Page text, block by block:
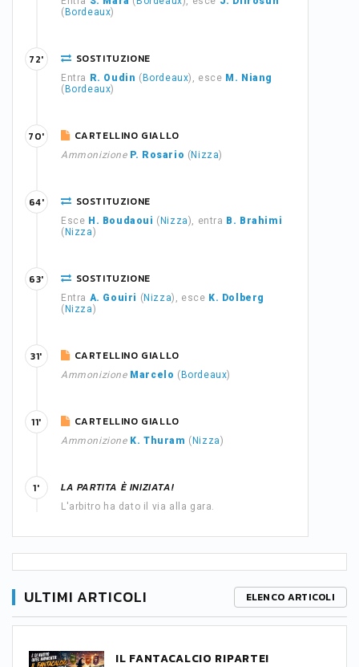
( Bordeaux)
SOSTITUZIONE
Entra R. Oudin ( Bordeaux), esce M. Niang
( Bordeaux)
72'
CARTELLINO GIALLO
Ammonizione P. Rosario ( Nizza)
70'
SOSTITUZIONE
Esce H. Boudaoui ( Nizza), entra B. Brahimi
( Nizza)
64'
SOSTITUZIONE
Entra A. Gouiri ( Nizza), esce K. Dolberg
( Nizza)
63'
CARTELLINO GIALLO
Ammonizione Marcelo ( Bordeaux)
31'
CARTELLINO GIALLO
Ammonizione K. Thuram ( Nizza)
11'
LA PARTITA È INIZIATA!
L'arbitro ha dato il via alla gara.
1'
ULTIMI ARTICOLI ELENCO ARTICOLI
IL FANTACALCIO RIPARTE!